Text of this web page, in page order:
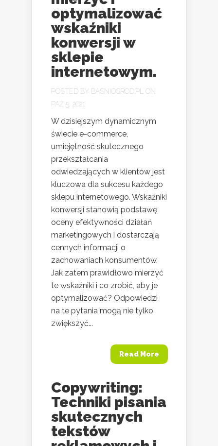
optymalizować
wskaźniki
konwersji w
sklepie
internetowym.
POSTED BY BASNIOGROD.PL
ON
PAŹ 5, 2021
W dzisiejszym dynamicznym
świecie e-commerce,
umiejętność skutecznego
przekształcania
odwiedzających w klientów jest
kluczowa dla sukcesu każdego
sklepu internetowego. Wskaźniki
konwersji stanowią podstawę
oceny efektywności działań
marketingowych i dostarczają
cennych informacji o
zachowaniach konsumentów.
Jak zatem prawidłowo mierzyć
te wskaźniki i co zrobić, aby je
optymalizować? Odpowiedzi
na te pytania mogą nie tylko
zwiększyć...
Read More
Copywriting:
Techniki pisania
skutecznych
tekstów